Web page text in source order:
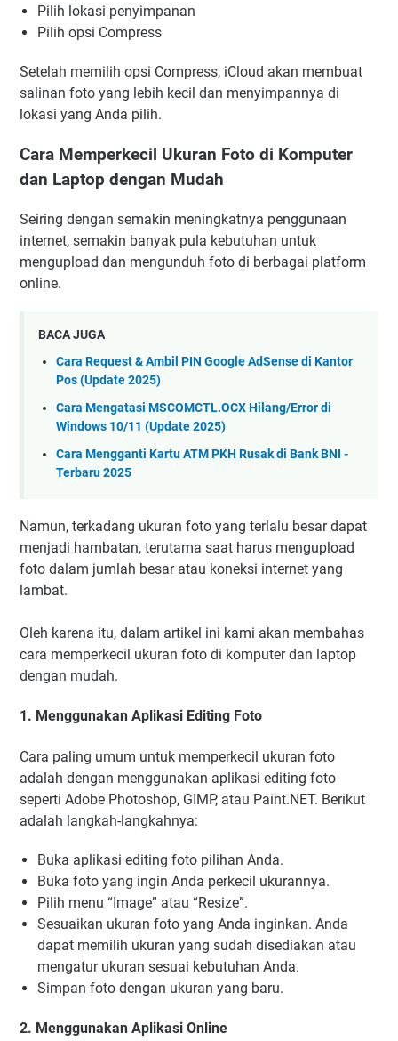
Pilih lokasi penyimpanan
Pilih opsi Compress
Setelah memilih opsi Compress, iCloud akan membuat
salinan foto yang lebih kecil dan menyimpannya di
lokasi yang Anda pilih.
Cara Memperkecil Ukuran Foto di Komputer
dan Laptop dengan Mudah
Seiring dengan semakin meningkatnya penggunaan
internet, semakin banyak pula kebutuhan untuk
mengupload dan mengunduh foto di berbagai platform
online.
BACA JUGA
Cara Request & Ambil PIN Google AdSense di Kantor
Pos (Update 2025)
Cara Mengatasi MSCOMCTL.OCX Hilang/Error di
Windows 10/11 (Update 2025)
Cara Mengganti Kartu ATM PKH Rusak di Bank BNI -
Terbaru 2025
Namun, terkadang ukuran foto yang terlalu besar dapat
menjadi hambatan, terutama saat harus mengupload
foto dalam jumlah besar atau koneksi internet yang
lambat.
Oleh karena itu, dalam artikel ini kami akan membahas
cara memperkecil ukuran foto di komputer dan laptop
dengan mudah.
1. Menggunakan Aplikasi Editing Foto
Cara paling umum untuk memperkecil ukuran foto
adalah dengan menggunakan aplikasi editing foto
seperti Adobe Photoshop, GIMP, atau Paint.NET. Berikut
adalah langkah-langkahnya:
Buka aplikasi editing foto pilihan Anda.
Buka foto yang ingin Anda perkecil ukurannya.
Pilih menu “Image” atau “Resize”.
Sesuaikan ukuran foto yang Anda inginkan. Anda
dapat memilih ukuran yang sudah disediakan atau
mengatur ukuran sesuai kebutuhan Anda.
Simpan foto dengan ukuran yang baru.
2. Menggunakan Aplikasi Online